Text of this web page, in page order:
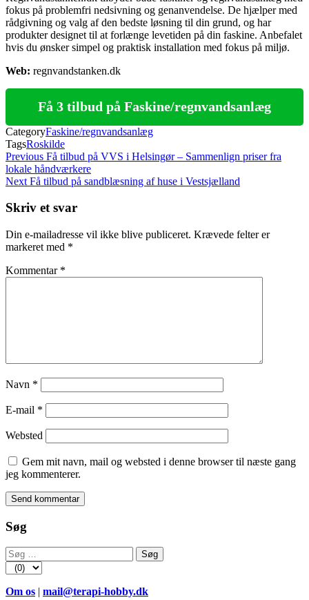
fokus på problemfri nedsivning og genanvendelse. De hjælper med
rådgivning og valg af den bedste løsning til din grund, og har
produkter designet til at forlænge levetiden på din faskine. Anbefalet
hvis du ønsker simpel og praktisk installation med fokus på miljø.
Web: regnvandstanken.dk
Få 3 tilbud på Faskine/regnvandsanlæg
CategoryFaskine/regnvandsanlæg
TagsRoskilde
Indlægsnavigation
Previous
Post
Previous Få tilbud på VVS i Helsingør – Sammenlign priser fra
lokale håndværkere
Next
Next Få tilbud på sandblæsning af huse i Vestsjælland
Skriv et svar
Din e-mailadresse vil ikke blive publiceret. Krævede felter er
markeret med *
Kommentar *
Navn *
E-mail *
Websted
Gem mit navn, mail og websted i denne browser til næste gang
jeg kommenterer.
Søg
Søg
efter:
Om os mail@terapi-hobby.dk